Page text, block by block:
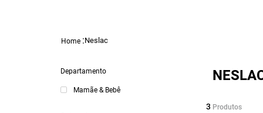
Neslac
Departamento
Mamãe & Bebê
3 Produtos